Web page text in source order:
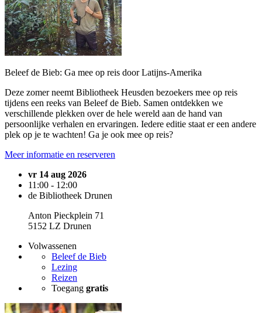
Beleef de Bieb: Ga mee op reis door Latijns-Amerika
Deze zomer neemt Bibliotheek Heusden bezoekers mee op reis
tijdens een reeks van Beleef de Bieb. Samen ontdekken we
verschillende plekken over de hele wereld aan de hand van
persoonlijke verhalen en ervaringen. Iedere editie staat er een andere
plek op je te wachten! Ga je ook mee op reis?
Meer informatie en reserveren
vr 14 aug 2026
11:00 - 12:00
de Bibliotheek Drunen
Anton Pieckplein 71
5152 LZ Drunen
Volwassenen
Beleef de Bieb
Lezing
Reizen
Toegang gratis